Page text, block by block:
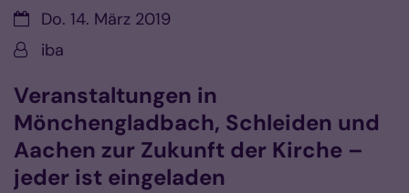
Datum:Do. 14. März 2019
Von:iba
Veranstaltungen in
Mönchengladbach, Schleiden und
Aachen zur Zukunft der Kirche –
jeder ist eingeladen